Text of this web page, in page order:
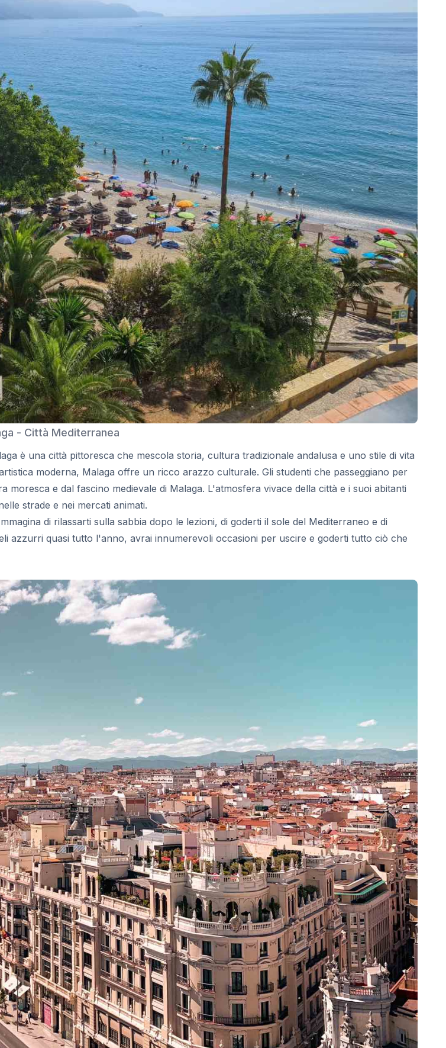
- Città Mediterranea
è una città pittoresca che mescola storia, cultura tradizionale andalusa e uno stile di vita
moderna, Malaga offre un ricco arazzo culturale. Gli studenti che passeggiano per
e dal fascino medievale di Malaga. L'atmosfera vivace della città e i suoi abitanti
strade e nei mercati animati.
di rilassarti sulla sabbia dopo le lezioni, di goderti il sole del Mediterraneo e di
azzurri quasi tutto l'anno, avrai innumerevoli occasioni per uscire e goderti tutto ciò che